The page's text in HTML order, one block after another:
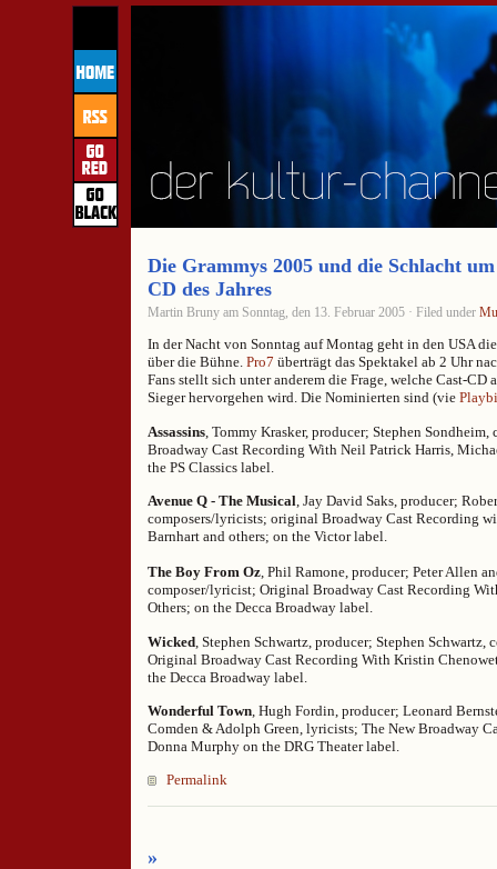
Die Grammys 2005 und die Schlacht
CD des Jahres
Martin Bruny am Sonntag, den 13. Februar 2005 · Filed under
In der Nacht von Sonntag auf Montag geht in den USA
über die Bühne. Pro7 überträgt das Spektakel ab 2 Uhr
Fans stellt sich unter anderem die Frage, welche Cast-CD
Sieger hervorgehen wird. Die Nominierten sind (vie
Assassins , Tommy Krasker, producer; Stephen
Broadway Cast Recording With Neil Patrick Harris,
the PS Classics label.
Avenue Q - The Musical, Jay David Saks, producer;
composers/lyricists; original Broadway Cast Recording
Barnhart and others; on the Victor label.
The Boy From Oz, Phil Ramone, producer; Peter Allen
composer/lyricist; Original Broadway Cast Recording
Others; on the Decca Broadway label.
Wicked , Stephen Schwartz, producer; Stephen
Original Broadway Cast Recording With Kristin
the Decca Broadway label.
Wonderful Town , Hugh Fordin, producer; Leonard
Comden & Adolph Green, lyricists; The New Broadway
Donna Murphy on the DRG Theater label.
Permalink
»